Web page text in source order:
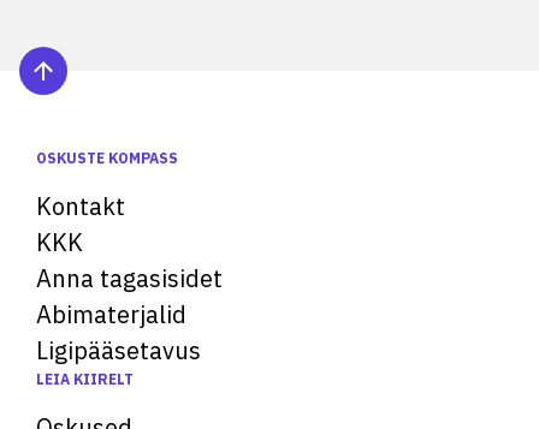
OSKUSTE KOMPASS
Kontakt
KKK
Anna tagasisidet
Abimaterjalid
Ligipääsetavus
LEIA KIIRELT